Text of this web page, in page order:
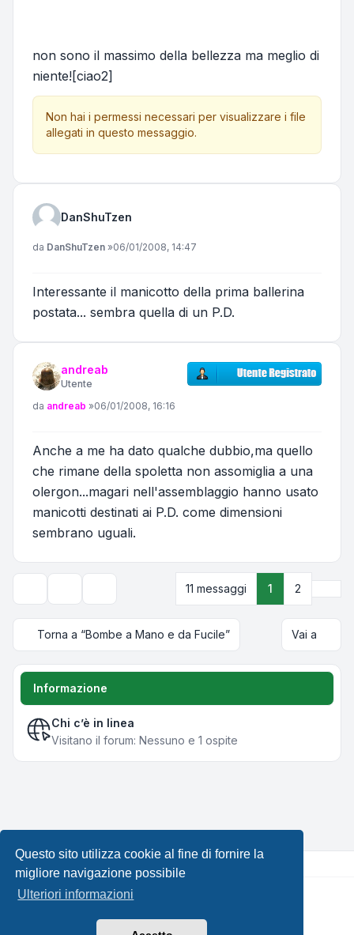
Questo sito utilizza cookie al fine di fornire la
migliore navigazione possibile
Ulteriori informazioni
non sono il massimo della bellezza ma meglio di
niente![ciao2]
Non hai i permessi necessari per visualizzare i file
allegati in questo messaggio.
DanShuTzen
Messaggio
da DanShuTzen »06/01/2008, 14:47
Interessante il manicotto della prima ballerina
postata... sembra quella di un P.D.
andreab
Utente
Messaggio
da andreab »06/01/2008, 16:16
Anche a me ha dato qualche dubbio,ma quello
che rimane della spoletta non assomiglia a una
olergon...magari nell'assemblaggio hanno usato
manicotti destinati ai P.D. come dimensioni
sembrano uguali.
Opzioni di visualizzazione e ordinamento
11 messaggi 1 2
Torna a “Bombe a Mano e da Fucile” Vai a
Informazione
Chi c’è in linea
Visitano il forum: Nessuno e 1 ospite
Creato daphpBB® Forum Software © phpBB Limited •
Leenoz.com